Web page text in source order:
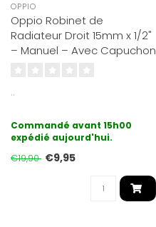
OPPIO
Oppio Robinet de
Radiateur Droit 15mm x 1/2"
– Manuel – Avec Capuchon
..
Commandé avant 15h00
expédié aujourd'hui.
€19,90 €9,95